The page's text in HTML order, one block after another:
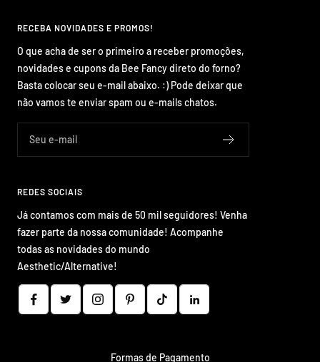
RECEBA NOVIDADES E PROMOS!
O que acha de ser o primeiro a receber promoções,
novidades e cupons da Bee Fancy direto do forno?
Basta colocar seu e-mail abaixo. :) Pode deixar que
não vamos te enviar spam ou e-mails chatos.
Seu e-mail
REDES SOCIAIS
Já contamos com mais de 50 mil seguidores! Venha
fazer parte da nossa comunidade! Acompanhe
todas as novidades do mundo
Aesthetic/Alternative!
Formas de Pagamento